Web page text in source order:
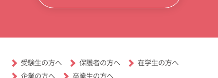
受験生の方へ 保護者の方へ 在学生の方へ
企業の方へ 卒業生の方へ